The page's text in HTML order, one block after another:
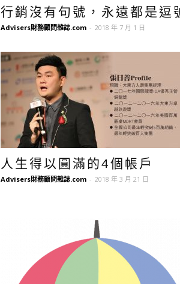
行銷沒有句號，永遠都是逗
Advisers財務顧問雜誌.com - 2018 年 7 月 1 日
人生得以圓滿的4個帳戶
Advisers財務顧問雜誌.com - 2018 年 3 月 21 日